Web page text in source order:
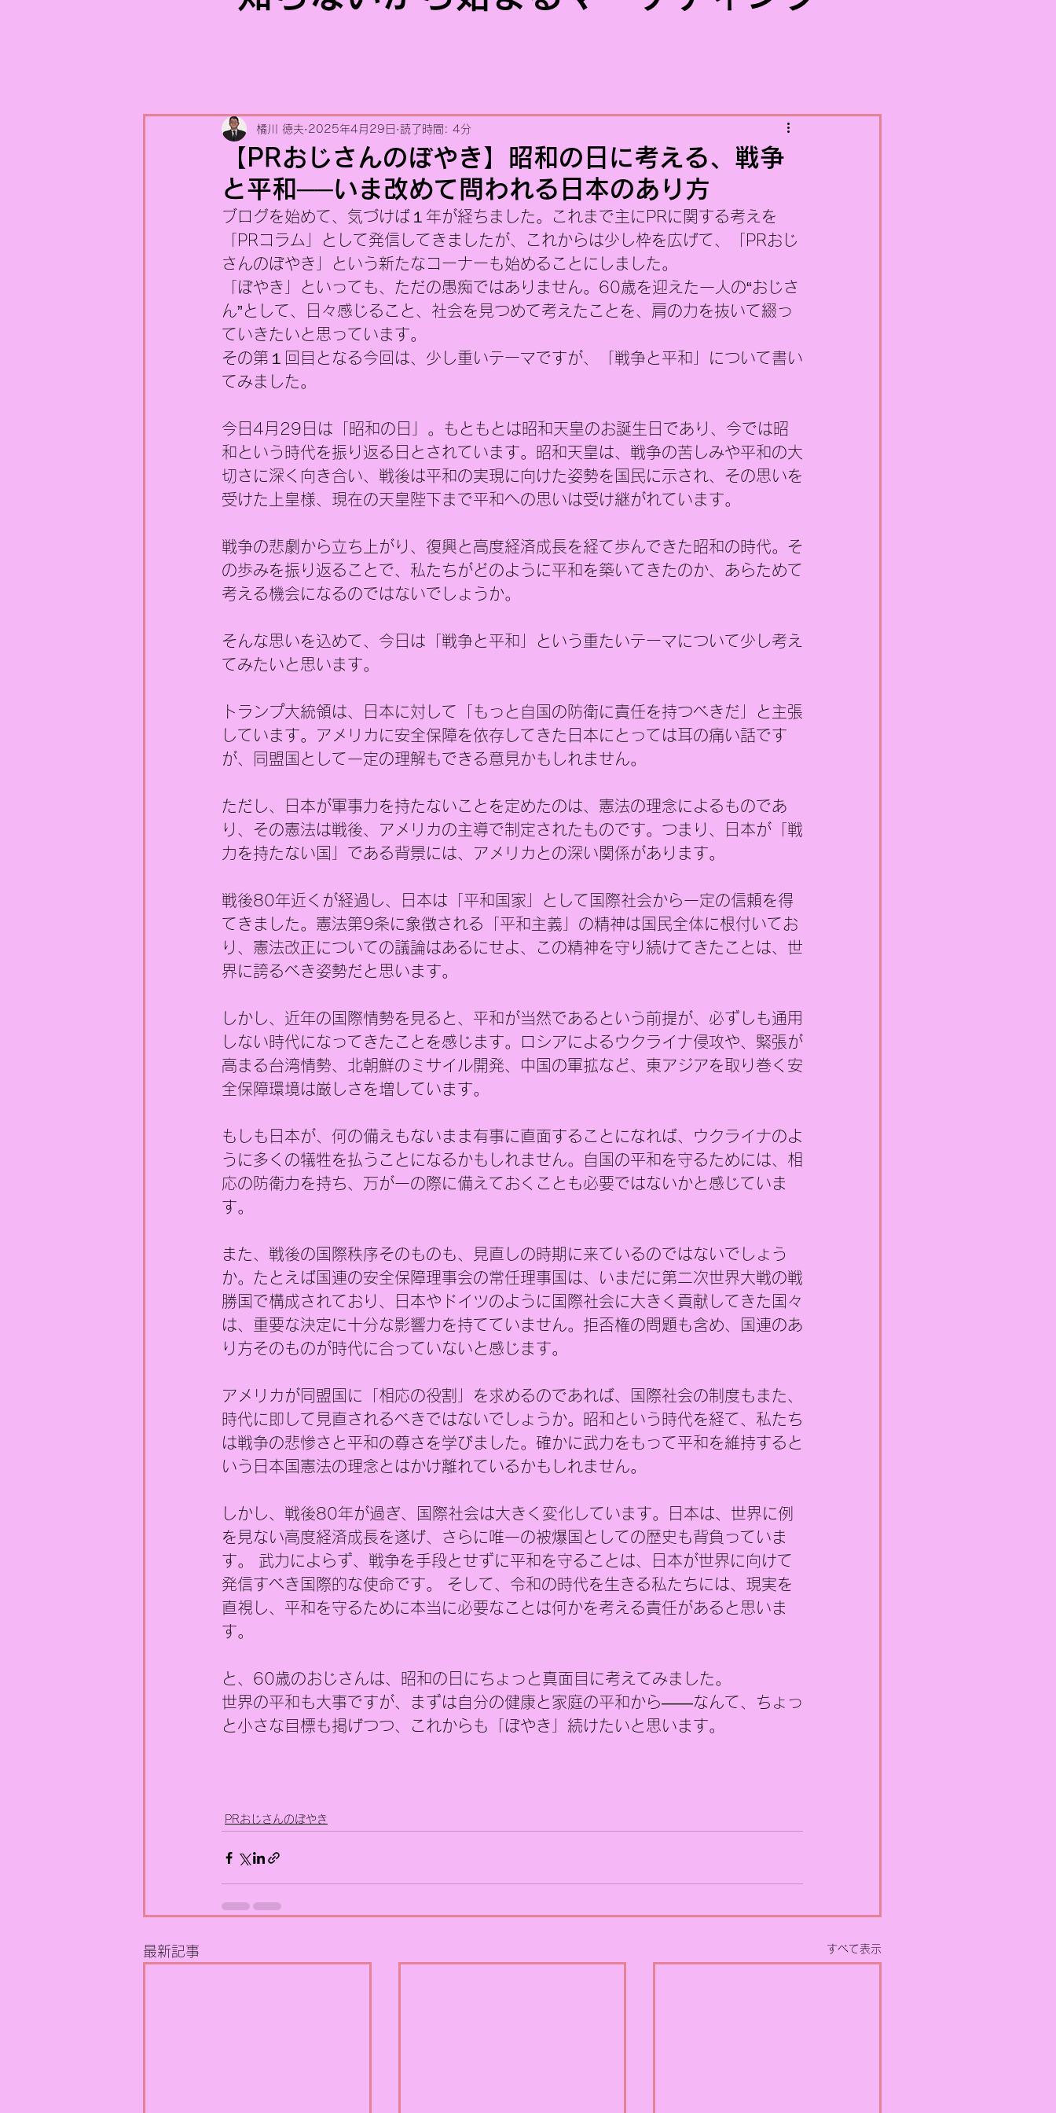
【PRおじさんのぼやき】昭和の日に考える、戦争
と平和──いま改めて問われる日本のあり方
橘川 徳夫 2025年4月29日 読了時間: 4分
ブログを始めて、気づけば１年が経ちました。これまで主にPRに関する考えを
「PRコラム」として発信してきましたが、これからは少し枠を広げて、「PRおじ
さんのぼやき」という新たなコーナーも始めることにしました。
「ぼやき」といっても、ただの愚痴ではありません。60歳を迎えた一人の“おじさ
ん”として、日々感じること、社会を見つめて考えたことを、肩の力を抜いて綴っ
ていきたいと思っています。
その第１回目となる今回は、少し重いテーマですが、「戦争と平和」について書い
てみました。
今日4月29日は「昭和の日」。もともとは昭和天皇のお誕生日であり、今では昭
和という時代を振り返る日とされています。昭和天皇は、戦争の苦しみや平和の大
切さに深く向き合い、戦後は平和の実現に向けた姿勢を国民に示され、その思いを
受けた上皇様、現在の天皇陛下まで平和への思いは受け継がれています。
戦争の悲劇から立ち上がり、復興と高度経済成長を経て歩んできた昭和の時代。そ
の歩みを振り返ることで、私たちがどのように平和を築いてきたのか、あらためて
考える機会になるのではないでしょうか。
そんな思いを込めて、今日は「戦争と平和」という重たいテーマについて少し考え
てみたいと思います。
トランプ大統領は、日本に対して「もっと自国の防衛に責任を持つべきだ」と主張
しています。アメリカに安全保障を依存してきた日本にとっては耳の痛い話です
が、同盟国として一定の理解もできる意見かもしれません。
ただし、日本が軍事力を持たないことを定めたのは、憲法の理念によるものであ
り、その憲法は戦後、アメリカの主導で制定されたものです。つまり、日本が「戦
力を持たない国」である背景には、アメリカとの深い関係があります。
戦後80年近くが経過し、日本は「平和国家」として国際社会から一定の信頼を得
てきました。憲法第9条に象徴される「平和主義」の精神は国民全体に根付いてお
り、憲法改正についての議論はあるにせよ、この精神を守り続けてきたことは、世
界に誇るべき姿勢だと思います。
しかし、近年の国際情勢を見ると、平和が当然であるという前提が、必ずしも通用
しない時代になってきたことを感じます。ロシアによるウクライナ侵攻や、緊張が
高まる台湾情勢、北朝鮮のミサイル開発、中国の軍拡など、東アジアを取り巻く安
全保障環境は厳しさを増しています。
もしも日本が、何の備えもないまま有事に直面することになれば、ウクライナのよ
うに多くの犠牲を払うことになるかもしれません。自国の平和を守るためには、相
応の防衛力を持ち、万が一の際に備えておくことも必要ではないかと感じていま
す。
また、戦後の国際秩序そのものも、見直しの時期に来ているのではないでしょう
か。たとえば国連の安全保障理事会の常任理事国は、いまだに第二次世界大戦の戦
勝国で構成されており、日本やドイツのように国際社会に大きく貢献してきた国々
は、重要な決定に十分な影響力を持てていません。拒否権の問題も含め、国連のあ
り方そのものが時代に合っていないと感じます。
アメリカが同盟国に「相応の役割」を求めるのであれば、国際社会の制度もまた、
時代に即して見直されるべきではないでしょうか。昭和という時代を経て、私たち
は戦争の悲惨さと平和の尊さを学びました。確かに武力をもって平和を維持すると
いう日本国憲法の理念とはかけ離れているかもしれません。
しかし、戦後80年が過ぎ、国際社会は大きく変化しています。日本は、世界に例
を見ない高度経済成長を遂げ、さらに唯一の被爆国としての歴史も背負っていま
す。 武力によらず、戦争を手段とせずに平和を守ることは、日本が世界に向けて
発信すべき国際的な使命です。 そして、令和の時代を生きる私たちには、現実を
直視し、平和を守るために本当に必要なことは何かを考える責任があると思いま
す。
と、60歳のおじさんは、昭和の日にちょっと真面目に考えてみました。
世界の平和も大事ですが、まずは自分の健康と家庭の平和から――なんて、ちょっ
と小さな目標も掲げつつ、これからも「ぼやき」続けたいと思います。
PRおじさんのぼやき
最新記事 すべて表示